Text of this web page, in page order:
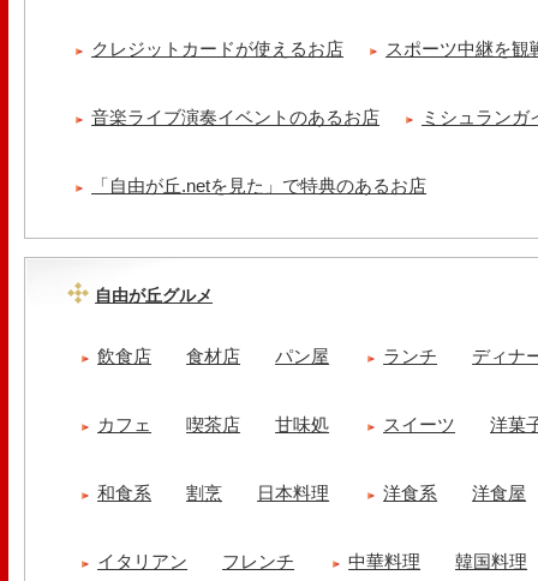
クレジットカードが使えるお店 スポーツ中継を観
音楽ライブ演奏イベントのあるお店 ミシュランガ
「自由が丘.netを見た」で特典のあるお店
自由が丘グルメ
飲食店 食材店 パン屋 ランチ ディナ
カフェ 喫茶店 甘味処 スイーツ 洋菓
和食系 割烹 日本料理 洋食系 洋食屋
イタリアン フレンチ 中華料理 韓国料理